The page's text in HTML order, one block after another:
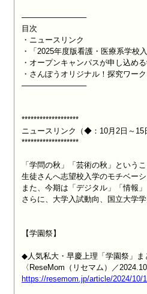
────────────
目次
・ニュースリンク
・「2025年度版看護・医療系学校
・オープンキャンパスが申し込め
・さんぽうオリジナル！探究ワー
────────────
*******************
ニュースリンク（◆：10月2日～
*******************
「学問の秋」「芸術の秋」という
生徒さんへ志望校入学のモチベー
また、今期は「デジタル」「情報
さらに、大学入試動向、国立大学
【学園祭】
◆人気私大・早慶上理「学園祭」ま
https://resemom.jp/article/2024/10/